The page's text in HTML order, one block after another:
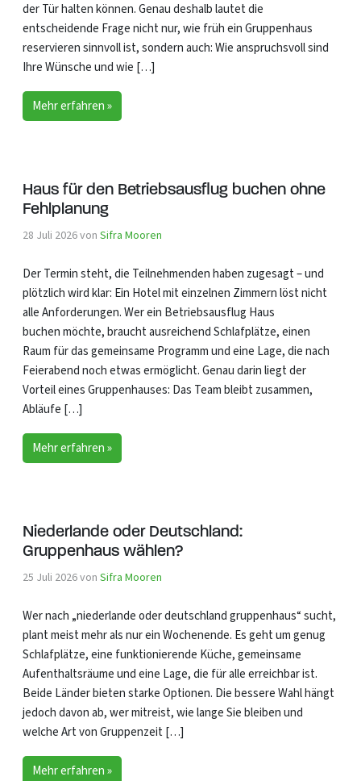
der Tür halten können. Genau deshalb lautet die
entscheidende Frage nicht nur, wie früh ein Gruppenhaus
reservieren sinnvoll ist, sondern auch: Wie anspruchsvoll sind
Ihre Wünsche und wie […]
Mehr erfahren »
Haus für den Betriebsausflug buchen ohne
Fehlplanung
28 Juli 2026von Sifra Mooren
Der Termin steht, die Teilnehmenden haben zugesagt – und
plötzlich wird klar: Ein Hotel mit einzelnen Zimmern löst nicht
alle Anforderungen. Wer ein Betriebsausflug Haus
buchen möchte, braucht ausreichend Schlafplätze, einen
Raum für das gemeinsame Programm und eine Lage, die nach
Feierabend noch etwas ermöglicht. Genau darin liegt der
Vorteil eines Gruppenhauses: Das Team bleibt zusammen,
Abläufe […]
Mehr erfahren »
Niederlande oder Deutschland:
Gruppenhaus wählen?
25 Juli 2026von Sifra Mooren
Wer nach „niederlande oder deutschland gruppenhaus“ sucht,
plant meist mehr als nur ein Wochenende. Es geht um genug
Schlafplätze, eine funktionierende Küche, gemeinsame
Aufenthaltsräume und eine Lage, die für alle erreichbar ist.
Beide Länder bieten starke Optionen. Die bessere Wahl hängt
jedoch davon ab, wer mitreist, wie lange Sie bleiben und
welche Art von Gruppenzeit […]
Mehr erfahren »